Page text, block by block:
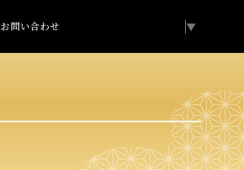
▼
お問い合わせ